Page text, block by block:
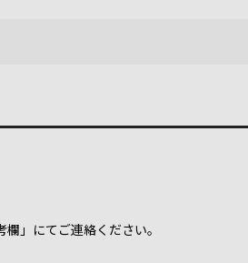
」にてご連絡ください。